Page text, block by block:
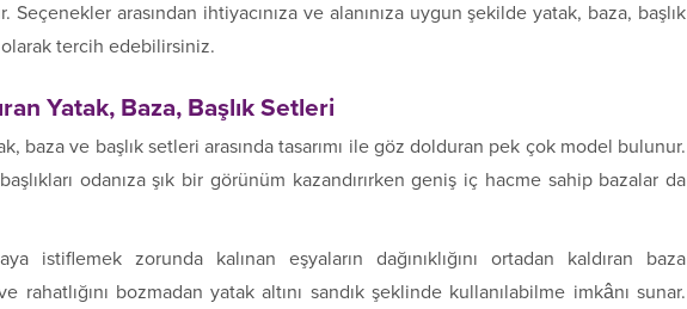
arasından ihtiyacınıza ve alanınıza uygun şekilde yatak, baza, başlık
tercih edebilirsiniz.
Yatak, Baza, Başlık Setleri
baza ve başlık setleri arasında tasarımı ile göz dolduran pek çok model bulunur.
odanıza şık bir görünüm kazandırırken geniş iç hacme sahip bazalar da
istiflemek zorunda kalınan eşyaların dağınıklığını ortadan kaldıran baza
bozmadan yatak altını sandık şeklinde kullanılabilme imkânı sunar.